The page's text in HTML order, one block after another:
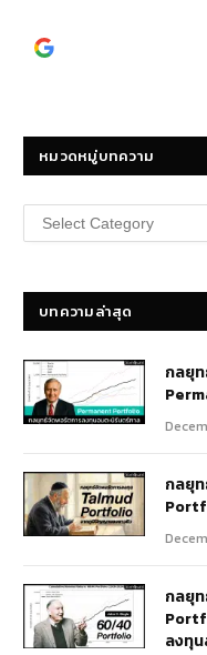
หมวดหมู่บทความ
หมวด
หมู่
บทความล่าสุด
กลยุ
กลยุ
กลยุ
ลงทุ